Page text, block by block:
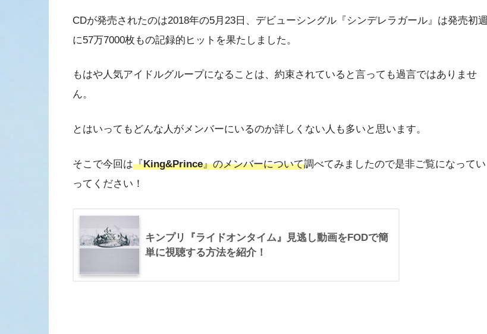
CDが発売されたのは2018年の5月23日、デビューシングル『シンデレラガール』は発売初週
に57万7000枚もの記録的ヒットを果たしました。
もはや人気アイドルグループになることは、約束されていると言っても過言ではありませ
ん。
とはいってもどんな人がメンバーにいるのか詳しくない人も多いと思います。
そこで今回は『King&Prince』のメンバーについて調べてみましたので是非ご覧になってい
ってください！
キンプリ『ライドオンタイム』見逃し動画をFODで簡
単に視聴する方法を紹介！